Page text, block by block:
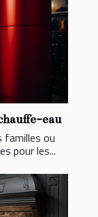
eau
familles ou
pour les...